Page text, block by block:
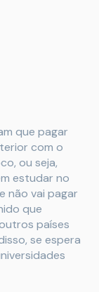
que pagar
com o
ou seja,
estudar no
não vai pagar
que
países
se espera